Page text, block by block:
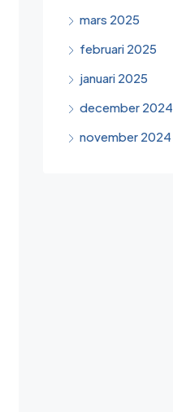
mars 2025
februari 2025
januari 2025
december 2024
november 2024